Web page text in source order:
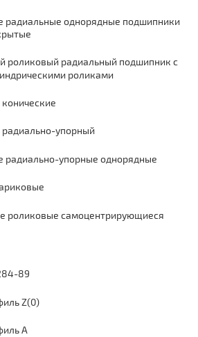
радиальные однорядные подшипники
роликовый радиальный подшипник с
роликами
упорный
радиально-упорные однорядные
роликовые самоцентрирующиеся
89
Z(0)
А